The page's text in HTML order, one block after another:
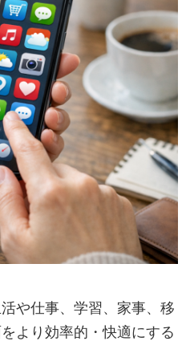
や仕事、学習、家事、移
より効率的・快適にする